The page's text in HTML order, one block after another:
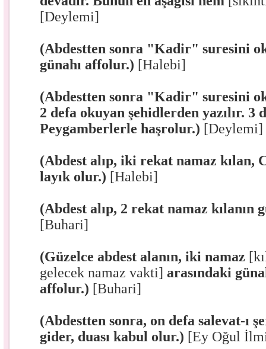
[Deylemi]
(Abdestten sonra "Kadir" suresini
günahı affolur.) [Halebi]
(Abdestten sonra "Kadir" suresini
2 defa okuyan şehidlerden yazılır. 3
Peygamberlerle haşrolur.) [Deylemi]
(Abdest alıp, iki rekat namaz kılan,
layık olur.) [Halebi]
(Abdest alıp, 2 rekat namaz kılanın
[Buhari]
(Güzelce abdest alanın, iki namaz
gelecek namaz vakti] arasındaki
affolur.) [Buhari]
(Abdestten sonra, on defa salevat-ı
gider, duası kabul olur.) [Ey Oğul